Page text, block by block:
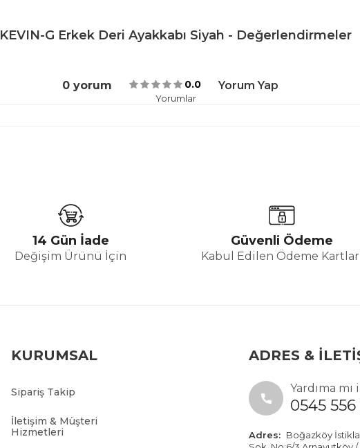
KEVIN-G Erkek Deri Ayakkabı Siyah - Değerlendirmeler
0 yorum 0.0 Yorum Yap
Yorumlar
14 Gün İade
Değişim Ürünü İçin
Güvenli Ödeme
Kabul Edilen Ödeme
KURUMSAL
Sipariş Takip
İletişim & Müşteri
Hizmetleri
ADRES &
Yardıma mı
0545 556
Adres: Boğazköy